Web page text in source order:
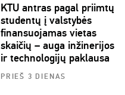
KTU antras pagal priimtų
studentų į valstybės
finansuojamas vietas
skaičių – auga inžinerijos
ir technologijų paklausa
PRIEŠ 3 DIENAS